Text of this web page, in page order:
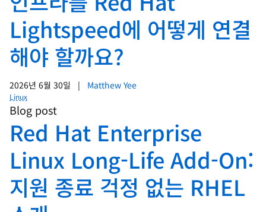
Lightspeed에 어떻게 연결
해야 할까요?
2026년 6월 30일 | Matthew Yee
Linux
Blog post
Red Hat Enterprise
Linux Long-Life Add-On:
지원 종료 걱정 없는 RHEL